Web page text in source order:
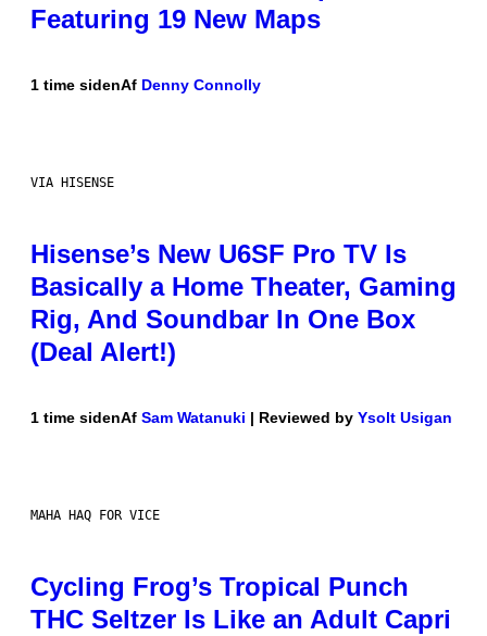
Featuring 19 New Maps
1 time sidenAf Denny Connolly
VIA HISENSE
Hisense’s New U6SF Pro TV Is
Basically a Home Theater, Gaming
Rig, And Soundbar In One Box
(Deal Alert!)
1 time sidenAf Sam Watanuki | Reviewed by Ysolt Usigan
MAHA HAQ FOR VICE
Cycling Frog’s Tropical Punch
THC Seltzer Is Like an Adult Capri